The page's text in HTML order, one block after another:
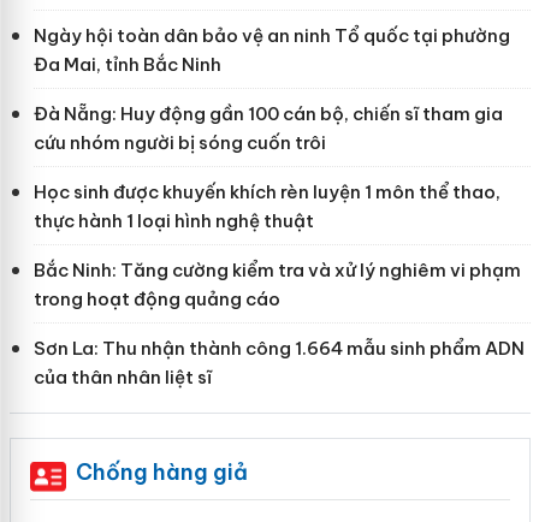
Ngày hội toàn dân bảo vệ an ninh Tổ quốc tại phường
Đa Mai, tỉnh Bắc Ninh
Đà Nẵng: Huy động gần 100 cán bộ, chiến sĩ tham gia
cứu nhóm người bị sóng cuốn trôi
Học sinh được khuyến khích rèn luyện 1 môn thể thao,
thực hành 1 loại hình nghệ thuật
Bắc Ninh: Tăng cường kiểm tra và xử lý nghiêm vi phạm
trong hoạt động quảng cáo
Sơn La: Thu nhận thành công 1.664 mẫu sinh phẩm ADN
của thân nhân liệt sĩ
Chống hàng giả